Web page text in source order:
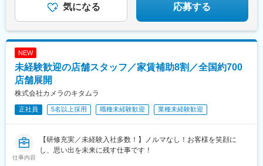
駅、瀬谷駅、立場駅、青葉台駅、センター南駅、鹿島田駅、武蔵
橋駅、浦安駅(千葉県)、国府台駅、京成八幡駅、谷津駅、幸谷駅、
蘇我駅、新千葉駅、京成西船駅、柏駅、実籾駅、スポーツセンタ
ー駅、誉田駅、検見川浜駅、浦和駅、大宮駅(埼玉県)、熊谷駅、所
駅、朝潮橋駅、津守駅、大阪上本町駅、芦原橋駅、福駅、だいど
横堤駅、住ノ江駅、喜連瓜破駅、大阪梅田駅(阪急線)、堺筋本町
駅、堺駅、深井駅、石津川駅、栂・美木多駅、新金岡駅、北野田
気になる 応募する
NEW
未経験歓迎の店舗スタッフ／家賃補助8割／全国約700
店舗展開
株式会社カメラのキタムラ
正社員 5名以上採用 職種未経験歓迎 業種未経験歓迎
仕事内容
【研修充実／未経験入社多数！】ノルマなし！お客様を笑顔に
し、思い出を未来に残す仕事です！